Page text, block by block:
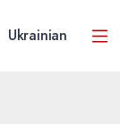
Ukrainian